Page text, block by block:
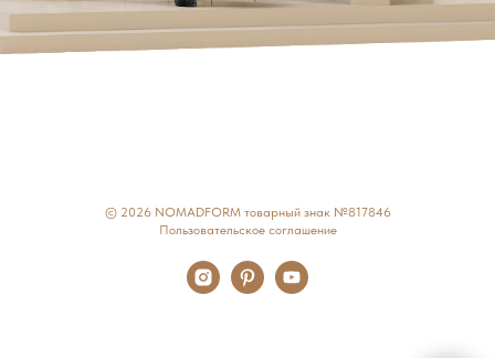
© 2026 NOMADFORM товарный знак №817846
Пользовательское соглашение